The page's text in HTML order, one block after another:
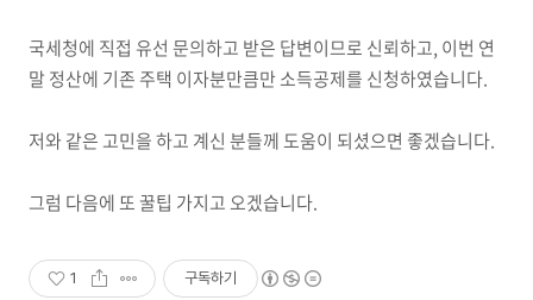
국세청에 직접 유선 문의하고 받은 답변이므로 신뢰하고, 이번 연
말 정산에 기존 주택 이자분만큼만 소득공제를 신청하였습니다.
저와 같은 고민을 하고 계신 분들께 도움이 되셨으면 좋겠습니다.
그럼 다음에 또 꿀팁 가지고 오겠습니다.
1 구독하기